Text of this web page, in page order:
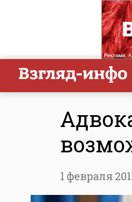
1 февраля